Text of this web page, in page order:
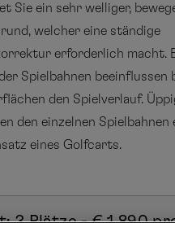
Sie ein sehr welliger,
welcher eine ständige
erforderlich macht.
Spielbahnen beeinflussen
den Spielverlauf.
den einzelnen Spielbahnen
eines Golfcarts.
3 Plätze - € 1.890